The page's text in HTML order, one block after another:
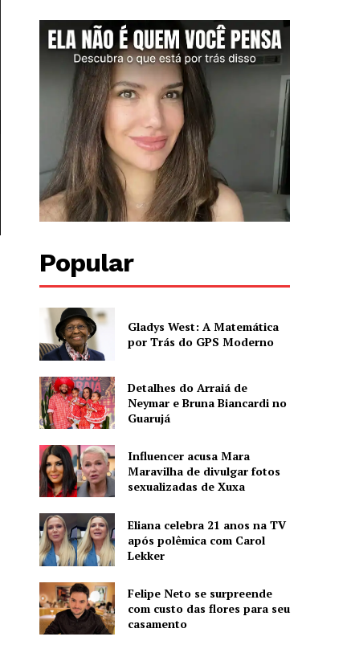
Uma menina de 4 anos ficou gravemente ferida após ser atacada
Uma menina de 4 anos ficou gravemente ferida após ser atacada por
GoFundMe)
Popular
Gladys West: A Matemática
por Trás do GPS Moderno
Detalhes do Arraiá de
Neymar e Bruna Biancardi no
Guarujá
Influencer acusa Mara
Maravilha de divulgar fotos
sexualizadas de Xuxa
Eliana celebra 21 anos na TV
após polêmica com Carol
Lekker
Felipe Neto se surpreende
com custo das flores para seu
casamento